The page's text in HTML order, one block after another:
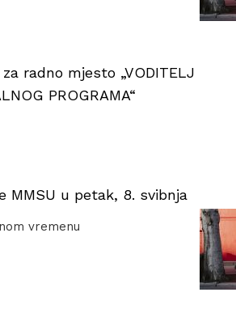
radno mjesto „VODITELJ
PROGRAMA“
MMSU u petak, 8. svibnja
vremenu